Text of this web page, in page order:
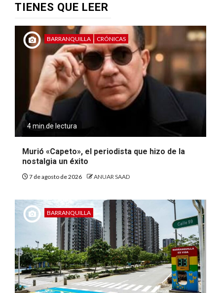
TIENES QUE LEER
BARRANQUILLA CRÓNICAS
4 min de lectura
Murió «Capeto», el periodista que hizo de la
nostalgia un éxito
7 de agosto de 2026 ANUAR SAAD
BARRANQUILLA